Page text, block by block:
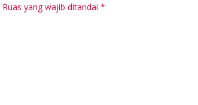
Ruas yang wajib ditandai *